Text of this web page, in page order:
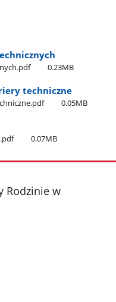
0.23MB
techniczne
0.05MB
0.07MB
Rodzinie w